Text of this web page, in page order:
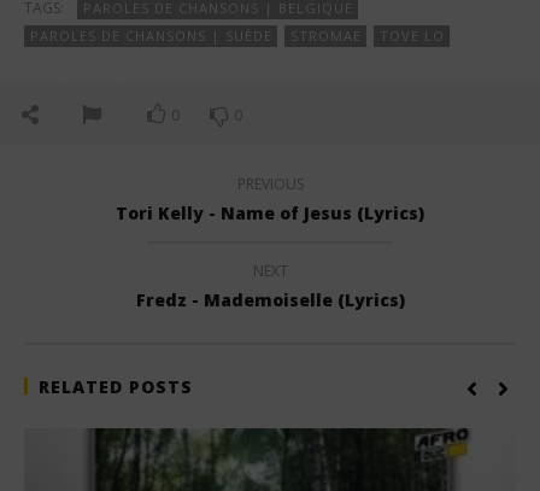
TAGS:
PAROLES DE CHANSONS | BELGIQUE
PAROLES DE CHANSONS | SUÈDE
STROMAE TOVE LO
0 0
PREVIOUS
Tori Kelly - Name of Jesus (Lyrics)
NEXT
Fredz - Mademoiselle (Lyrics)
RELATED POSTS